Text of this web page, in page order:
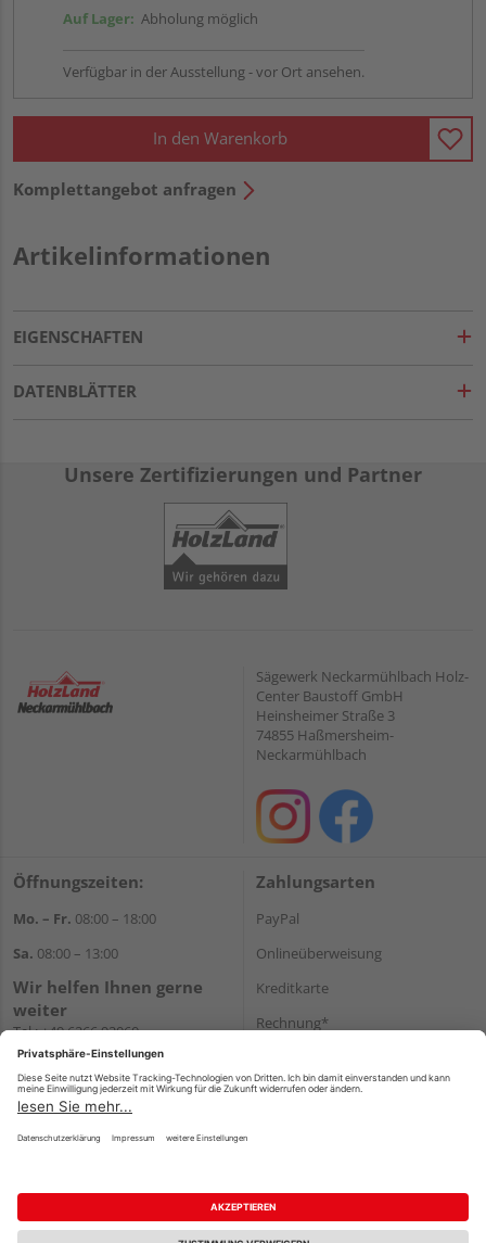
Auf Lager: Abholung möglich
Verfügbar in der Ausstellung - vor Ort ansehen.
In den Warenkorb
Komplettangebot anfragen
Artikelinformationen
EIGENSCHAFTEN
DATENBLÄTTER
Unsere Zertifizierungen und Partner
Sägewerk Neckarmühlbach Holz-
Center Baustoff GmbH
Heinsheimer Straße 3
74855 Haßmersheim-
Neckarmühlbach
Öffnungszeiten:
Mo. – Fr. 08:00 – 18:00
Sa. 08:00 – 13:00
Wir helfen Ihnen gerne
weiter
Tel.:+49 6266 92060
E-Mail:shop@holzcenter-shop.de
Zahlungsarten
PayPal
Onlineüberweisung
Kreditkarte
Rechnung*
Versand
Impressum AGB Widerruf
Datenschutz
Reservierungsbedingungen
Vertrag widerrufen